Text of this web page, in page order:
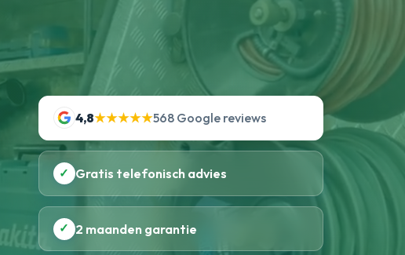
4,8★★★★★568 Google reviews
✓ Gratis telefonisch advies
✓ 2 maanden garantie